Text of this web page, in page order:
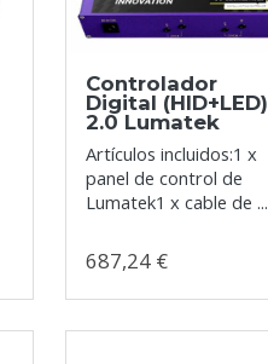
Controlador
Digital (HID+LED)
2.0 Lumatek
Artículos incluidos:1 x
panel de control de
Lumatek1 x cable de ...
687,24 €